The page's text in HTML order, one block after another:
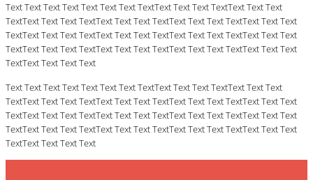
Text Text Text Text Text Text Text TextText Text Text TextText Text Text
TextText Text Text TextText Text Text TextText Text Text TextText Text Text
TextText Text Text TextText Text Text TextText Text Text TextText Text Text
TextText Text Text TextText Text Text TextText Text Text TextText Text Text
TextText Text Text Text
Text Text Text Text Text Text Text TextText Text Text TextText Text Text
TextText Text Text TextText Text Text TextText Text Text TextText Text Text
TextText Text Text TextText Text Text TextText Text Text TextText Text Text
TextText Text Text TextText Text Text TextText Text Text TextText Text Text
TextText Text Text Text